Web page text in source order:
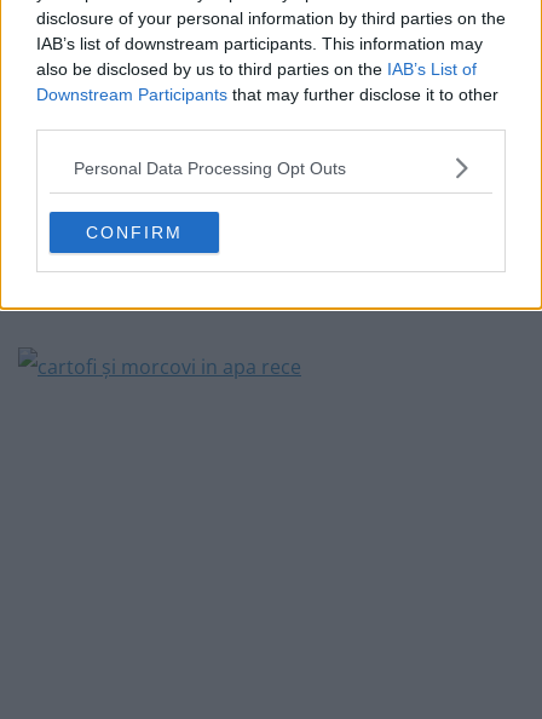
disclosure of your personal information by third parties on the
IAB’s list of downstream participants. This information may
also be disclosed by us to third parties on the IAB’s List of
Downstream Participants that may further disclose it to other
Personal Data Processing Opt Outs
CONFIRM
5. În timpul în care a fiert rasolul, am ținut morcovii și
cartofii curățați pentru garnitură în apă rece, ca să
previn oxidarea cartofilor și ca să mai elimine din
amidon.